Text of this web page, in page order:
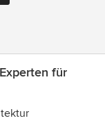
für